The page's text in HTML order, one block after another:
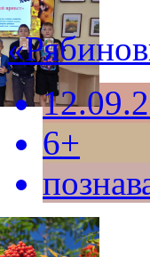
6+